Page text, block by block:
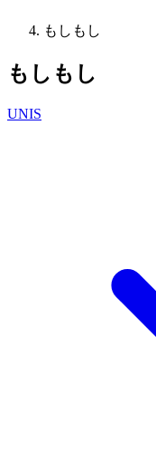
もしもし
もしもし
UNIS